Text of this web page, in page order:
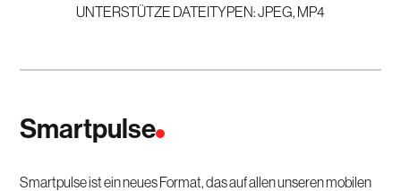
UNTERSTÜTZE DATEITYPEN: JPEG, MP4
Smartpulse
Smartpulse ist ein neues Format, das auf allen unseren mobilen